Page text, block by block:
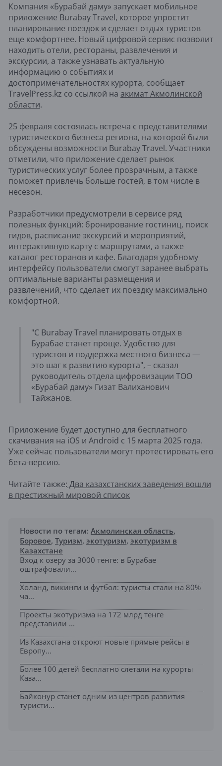
Компания «Бурабай даму» запускает мобильное
приложение Burabay Travel, которое упростит
планирование поездок и сделает отдых туристов
еще комфортнее. Новый цифровой сервис позволит
находить отели, рестораны, развлечения и
экскурсии, а также узнавать актуальную
информацию о событиях и
достопримечательностях курорта, сообщает
TravelPress.kz со ссылкой на акимат Акмолинской
области.
25 февраля состоялась встреча с представителями
туристического бизнеса региона, на которой были
обсуждены возможности Burabay Travel. Участники
отметили, что приложение сделает рынок
туристических услуг более прозрачным, а также
поможет привлечь больше гостей, в том числе в
несезон.
Разработчики предусмотрели в сервисе ряд
полезных функций: бронирование гостиниц, поиск
гидов, расписание экскурсий и мероприятий,
интерактивную карту с маршрутами, а также
каталог ресторанов и кафе. Благодаря удобному
интерфейсу пользователи смогут заранее выбрать
оптимальные варианты размещения и
развлечений, что сделает их поездку максимально
комфортной.
"С Burabay Travel планировать отдых в
Бурабае станет проще. Удобство для
туристов и поддержка местного бизнеса —
это шаг к развитию курорта", – сказал
руководитель отдела цифровизации ТОО
«Бурабай даму» Гизат Валиханович
Тайжанов.
Приложение будет доступно для бесплатного
скачивания на iOS и Android с 15 марта 2025 года.
Уже сейчас пользователи могут протестировать его
бета-версию.
Читайте также: Два казахстанских заведения вошли
в престижный мировой список
Новости по тегам: Акмолинская область,
Боровое, Туризм, экотуризм, экотуризм в
Казахстане
Вход к озеру за 3000 тенге: в Бурабае
оштрафовали...
Холанд, викинги и футбол: туристы стали на 80%
ча...
Проекты экотуризма на 172 млрд тенге
представили ...
Из Казахстана откроют новые прямые рейсы в
Европу...
Более 100 детей бесплатно слетали на курорты
Каза...
Байконур станет одним из центров развития
туристи...